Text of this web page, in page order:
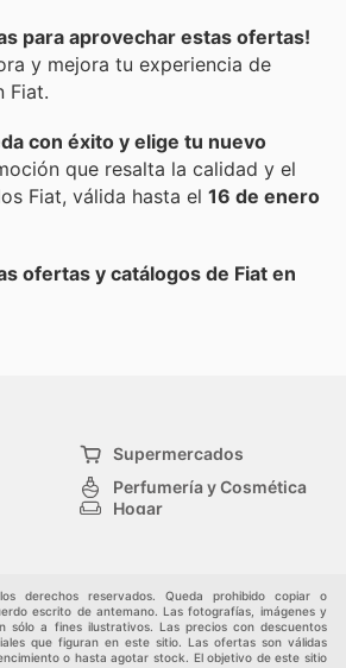
para aprovechar estas ofertas!
y mejora tu experiencia de
Fiat.
con éxito y elige tu nuevo
que resalta la calidad y el
Fiat, válida hasta el 16 de enero
ofertas y catálogos de Fiat en
Supermercados
Perfumería y Cosmética
Hogar
derechos reservados. Queda prohibido copiar o
escrito de antemano. Las fotografías, imágenes y
sólo a fines ilustrativos. Las precios con descuentos
que figuran en este sitio. Las ofertas son válidas
o hasta agotar stock. El objetivo de este sitio